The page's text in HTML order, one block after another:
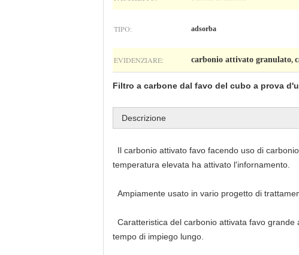
TIPO: adsorba
EVIDENZIARE: carbonio attivato granulato,
Filtro a carbone dal favo del cubo a prova
Descrizione
Il carbonio attivato favo facendo uso di
temperatura elevata ha attivato l'infornamento.
Ampiamente usato in vario progetto di
Caratteristica del carbonio attivata favo
tempo di impiego lungo.